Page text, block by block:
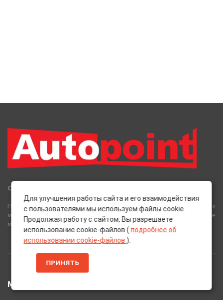
Сеть Магазинов «AutoPoint»
Полный спектр горюче-смазочных, абразивных и лакокрасочных
материалов от лучших европейских производителей, а также
многое другое для вашего автомобиля.
МЕНЮ
Для улучшения работы сайта и его взаимодействия
с пользователями мы используем файлы cookie.
Продолжая работу с сайтом, Вы разрешаете
использование cookie-файлов ( подробнее об
использовании cookie-файлов ).
ПРИНЯТЬ